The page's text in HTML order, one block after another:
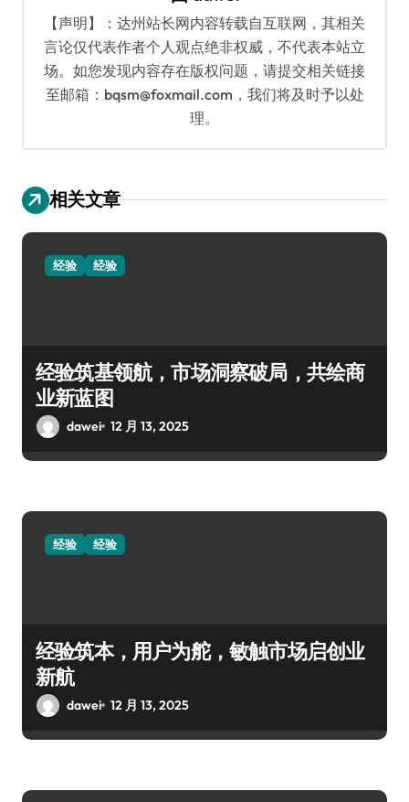
【声明】：达州站长网内容转载自互联网，其相关
言论仅代表作者个人观点绝非权威，不代表本站立
场。如您发现内容存在版权问题，请提交相关链接
至邮箱：bqsm@foxmail.com，我们将及时予以处
理。
相关文章
经验 经验
经验筑基领航，市场洞察破局，共绘商
业新蓝图
dawei 12 月 13, 2025
经验 经验
经验筑本，用户为舵，敏触市场启创业
新航
dawei 12 月 13, 2025